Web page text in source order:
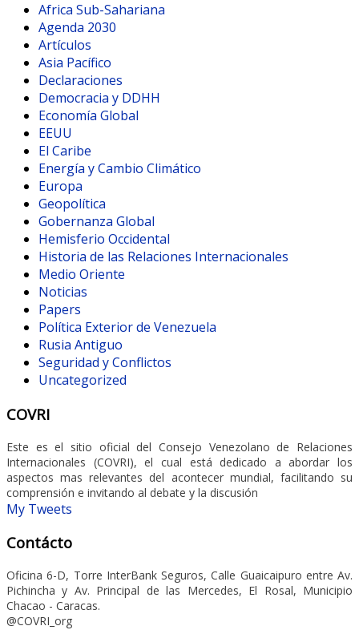
Africa Sub-Sahariana
Agenda 2030
Artículos
Asia Pacífico
Declaraciones
Democracia y DDHH
Economía Global
EEUU
El Caribe
Energía y Cambio Climático
Europa
Geopolítica
Gobernanza Global
Hemisferio Occidental
Historia de las Relaciones Internacionales
Medio Oriente
Noticias
Papers
Política Exterior de Venezuela
Rusia Antiguo
Seguridad y Conflictos
Uncategorized
COVRI
Este es el sitio oficial del Consejo Venezolano de Relaciones
Internacionales (COVRI), el cual está dedicado a abordar los
aspectos mas relevantes del acontecer mundial, facilitando su
comprensión e invitando al debate y la discusión
My Tweets
Contácto
Oficina 6-D, Torre InterBank Seguros, Calle Guaicaipuro entre Av.
Pichincha y Av. Principal de las Mercedes, El Rosal, Municipio
Chacao - Caracas.
@COVRI_org